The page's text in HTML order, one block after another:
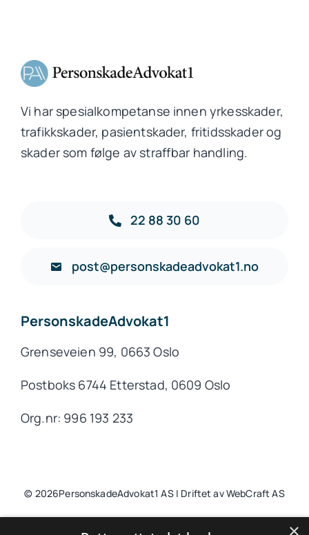
Vi har spesialkompetanse innen yrkesskader,
trafikkskader, pasientskader, fritidsskader og
skader som følge av straffbar handling.
22 88 30 60
post@personskadeadvokat1.no
PersonskadeAdvokat1
Grenseveien 99, 0663 Oslo
Postboks 6744 Etterstad, 0609 Oslo
Org.nr: 996 193 233
© 2026PersonskadeAdvokat1 AS | Driftet av WebCraft AS